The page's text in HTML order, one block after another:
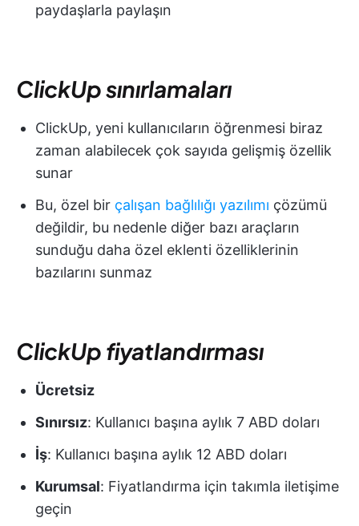
paydaşlarla paylaşın
ClickUp sınırlamaları
ClickUp, yeni kullanıcıların öğrenmesi biraz
zaman alabilecek çok sayıda gelişmiş özellik
sunar
Bu, özel bir çalışan bağlılığı yazılımı çözümü
değildir, bu nedenle diğer bazı araçların
sunduğu daha özel eklenti özelliklerinin
bazılarını sunmaz
ClickUp fiyatlandırması
Ücretsiz
Sınırsız: Kullanıcı başına aylık 7 ABD doları
İş: Kullanıcı başına aylık 12 ABD doları
Kurumsal: Fiyatlandırma için takımla iletişime
geçin